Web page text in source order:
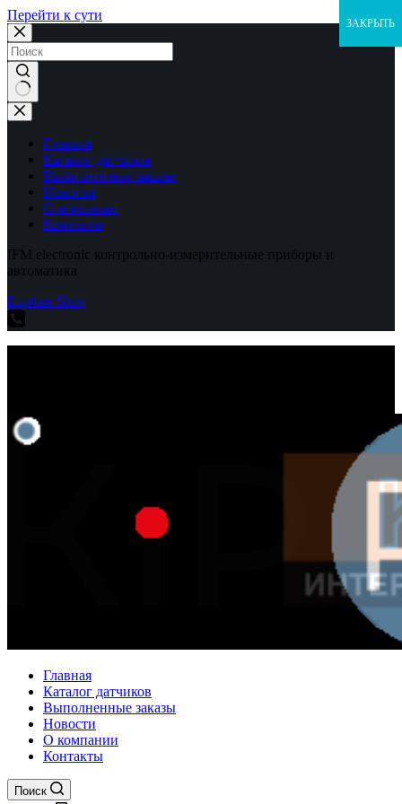
Перейти к сути
Ничего
не
найденоГлавная
Каталог датчиков
Выполненные заказы
Новости
О компании
Контакты
IFM electronic контрольно-измерительные приборы и
автоматика
Explore Shop
Главная
Каталог датчиков
Выполненные заказы
Новости
О компании
Контакты
Поиск
ЗАКРЫТЬ